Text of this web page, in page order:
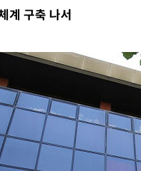
2.3만 개 줄어…실업률은 4.1%
합의…북쪽 인바운드·남쪽 아웃
대경보, 폭염경보로 하향
성 관할 4개 면 특별재난지역 선포
시 낮은 계급 임용…희망지 못
·강원 많은 비[내일날씨]
투자…"AI 메모리 수요 선제
계 구축 나서